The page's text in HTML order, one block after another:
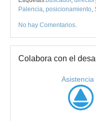
Palencia, posicionamiento,
No hay Comentarios.
Colabora con el